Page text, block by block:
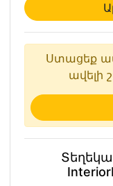
Ստացեք
ավելի